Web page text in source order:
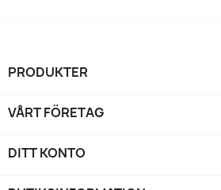
PRODUKTER
VÅRT FÖRETAG
DITT KONTO